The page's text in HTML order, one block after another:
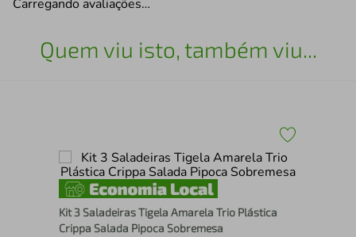
Carregando avaliações…
Quem viu isto, também viu...
Kit 3 Saladeiras Tigela Amarela Trio Plástica
Crippa Salada Pipoca Sobremesa